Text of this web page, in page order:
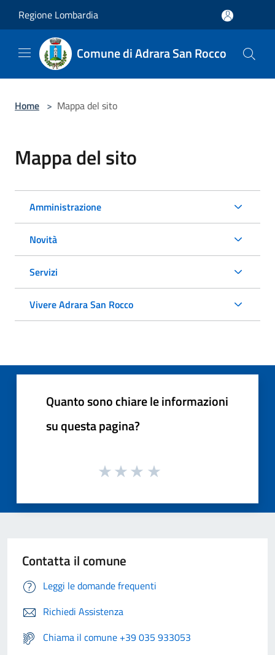
Regione Lombardia
Comune di Adrara San Rocco
Home > Mappa del sito
Mappa del sito
Amministrazione
Novità
Servizi
Vivere Adrara San Rocco
Quanto sono chiare le informazioni
su questa pagina?
Contatta il comune
Leggi le domande frequenti
Richiedi Assistenza
Chiama il comune +39 035 933053